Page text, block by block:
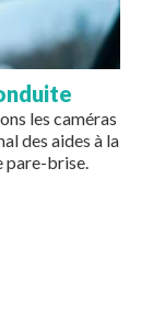
les caméras
des aides à la
pare-brise.